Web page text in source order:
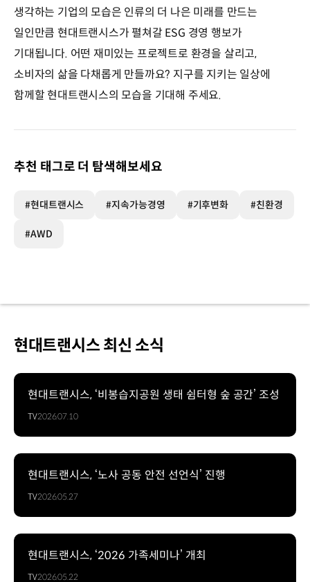
생각하는 기업의 모습은 인류의 더 나은 미래를 만드는
일인만큼 현대트랜시스가 펼쳐갈 ESG 경영 행보가
기대됩니다. 어떤 재미있는 프로젝트로 환경을 살리고,
소비자의 삶을 다채롭게 만들까요? 지구를 지키는 일상에
함께할 현대트랜시스의 모습을 기대해 주세요.
추천 태그로 더 탐색해보세요
#현대트랜시스 #지속가능경영 #기후변화 #친환경
#AWD
현대트랜시스 최신 소식
현대트랜시스, ‘비봉습지공원 생태 쉼터형 숲 공간’ 조성
TV2026.07.10
현대트랜시스, ‘노사 공동 안전 선언식’ 진행
TV2026.05.27
현대트랜시스, ‘2026 가족세미나’ 개최
TV2026.05.22